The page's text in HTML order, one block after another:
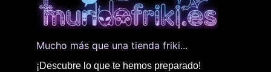
Mucho más que una tienda friki...
¡Descubre lo que te hemos preparado!